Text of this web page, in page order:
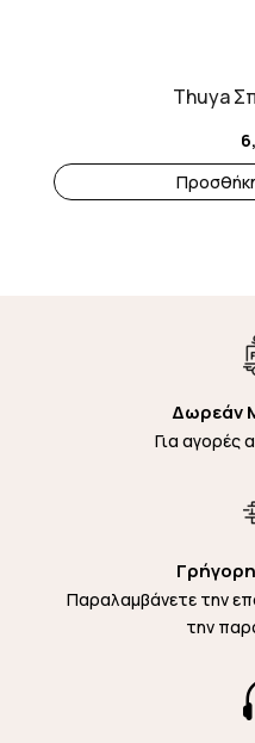
Thuya
Δωρεάν
Για αγορές
Παραλαμβάνετε την
την